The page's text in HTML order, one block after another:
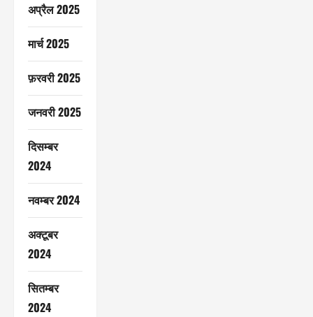
अप्रैल 2025
मार्च 2025
फ़रवरी 2025
जनवरी 2025
दिसम्बर
2024
नवम्बर 2024
अक्टूबर
2024
सितम्बर
2024